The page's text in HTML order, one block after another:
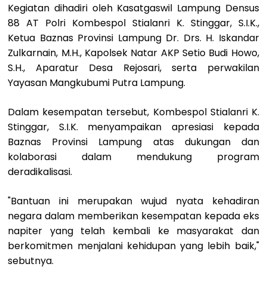
Kegiatan dihadiri oleh Kasatgaswil Lampung Densus
88 AT Polri Kombespol Stialanri K. Stinggar, S.I.K.,
Ketua Baznas Provinsi Lampung Dr. Drs. H. Iskandar
Zulkarnain, M.H., Kapolsek Natar AKP Setio Budi Howo,
S.H., Aparatur Desa Rejosari, serta perwakilan
Yayasan Mangkubumi Putra Lampung.
Dalam kesempatan tersebut, Kombespol Stialanri K.
Stinggar, S.I.K. menyampaikan apresiasi kepada
Baznas Provinsi Lampung atas dukungan dan
kolaborasi dalam mendukung program
deradikalisasi.
"Bantuan ini merupakan wujud nyata kehadiran
negara dalam memberikan kesempatan kepada eks
napiter yang telah kembali ke masyarakat dan
berkomitmen menjalani kehidupan yang lebih baik,"
sebutnya.